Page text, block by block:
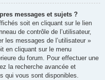
messages et sujets ?
soit en cliquant sur le lien
de contrôle de l’utilisateur,
les messages de l’utilisateur »
en cliquant sur le menu
du forum. Pour effectuer une
la recherche avancée et
qui vous sont disponibles.